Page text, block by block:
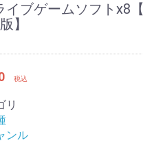
イブゲームソフトx8
】
税込
リ
ンル